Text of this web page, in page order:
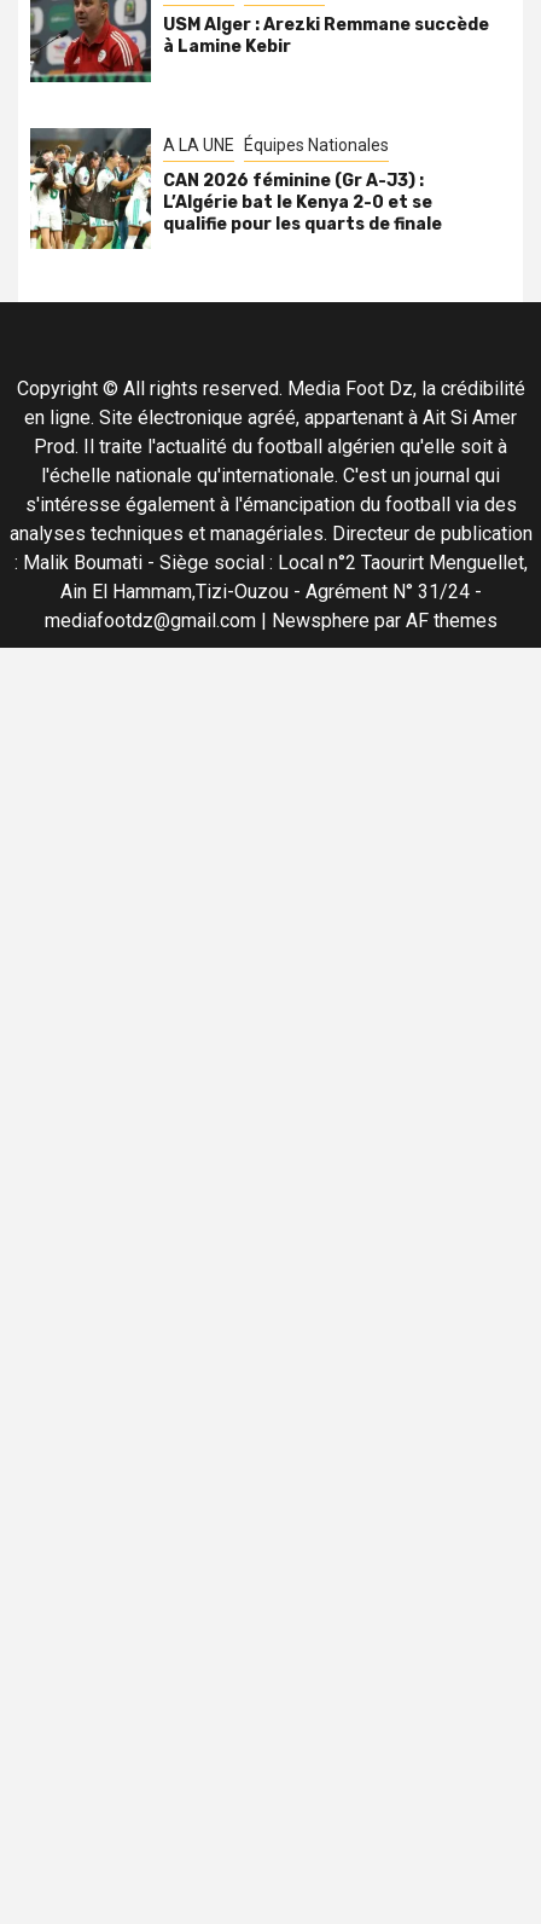
USM Alger : Arezki Remmane succède
à Lamine Kebir
A LA UNE Équipes Nationales
CAN 2026 féminine (Gr A-J3) :
L’Algérie bat le Kenya 2-0 et se
qualifie pour les quarts de finale
Copyright © All rights reserved. Media Foot Dz, la crédibilité
en ligne. Site électronique agréé, appartenant à Ait Si Amer
Prod. Il traite l'actualité du football algérien qu'elle soit à
l'échelle nationale qu'internationale. C'est un journal qui
s'intéresse également à l'émancipation du football via des
analyses techniques et managériales. Directeur de publication
: Malik Boumati - Siège social : Local n°2 Taourirt Menguellet,
Ain El Hammam,Tizi-Ouzou - Agrément N° 31/24 -
mediafootdz@gmail.com | Newspherepar AF themes